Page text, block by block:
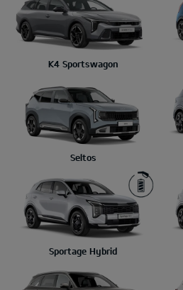
K4 Sportswagon
Seltos
Sportage Hybrid